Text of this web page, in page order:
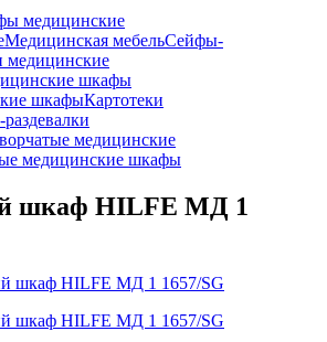
медицинские
Медицинская мебельСейфы-
медицинские
шкафы
шкафыКартотеки
медицинские
медицинские шкафы
шкаф HILFE МД 1